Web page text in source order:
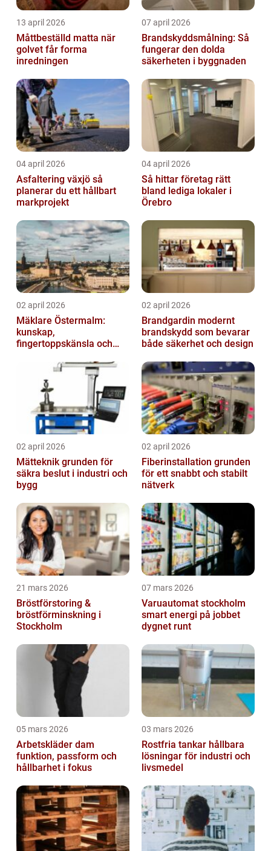
13 april 2026
Måttbeställd matta när
golvet får forma
inredningen
07 april 2026
Brandskyddsmålning: Så
fungerar den dolda
säkerheten i byggnaden
04 april 2026
Asfaltering växjö så
planerar du ett hållbart
markprojekt
04 april 2026
Så hittar företag rätt
bland lediga lokaler i
Örebro
02 april 2026
Mäklare Östermalm:
kunskap,
fingertoppskänsla och
02 april 2026
Brandgardin modernt
brandskydd som bevarar
både säkerhet och design
02 april 2026
Mätteknik grunden för
säkra beslut i industri och
bygg
02 april 2026
Fiberinstallation grunden
för ett snabbt och stabilt
nätverk
21 mars 2026
Bröstförstoring &
bröstförminskning i
Stockholm
07 mars 2026
Varuautomat stockholm
smart energi på jobbet
dygnet runt
05 mars 2026
Arbetskläder dam
funktion, passform och
hållbarhet i fokus
03 mars 2026
Rostfria tankar hållbara
lösningar för industri och
livsmedel